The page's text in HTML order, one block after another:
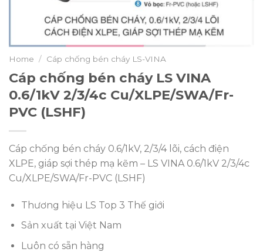
Home / Cáp chống bén cháy LS-VINA
Cáp chống bén cháy LS VINA
0.6/1kV 2/3/4c Cu/XLPE/SWA/Fr-
PVC (LSHF)
Cáp chống bén cháy 0.6/1kV, 2/3/4 lõi, cách điện
XLPE, giáp sợi thép mạ kẽm – LS VINA 0.6/1kV 2/3/4c
Cu/XLPE/SWA/Fr-PVC (LSHF)
Thương hiệu LS Top 3 Thế giới
Sản xuất tại Việt Nam
Luôn có sẵn hàng